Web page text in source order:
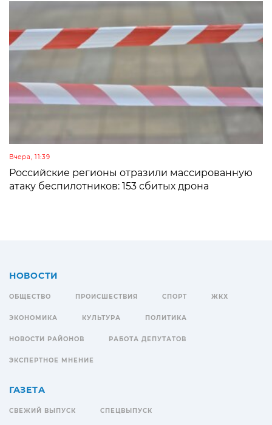
Вчера, 11:39
Российские регионы отразили массированную
атаку беспилотников: 153 сбитых дрона
НОВОСТИ
ОБЩЕСТВО ПРОИСШЕСТВИЯ СПОРТ ЖКХ
ЭКОНОМИКА КУЛЬТУРА ПОЛИТИКА
НОВОСТИ РАЙОНОВ РАБОТА ДЕПУТАТОВ
ЭКСПЕРТНОЕ МНЕНИЕ
ГАЗЕТА
СВЕЖИЙ ВЫПУСК СПЕЦВЫПУСК